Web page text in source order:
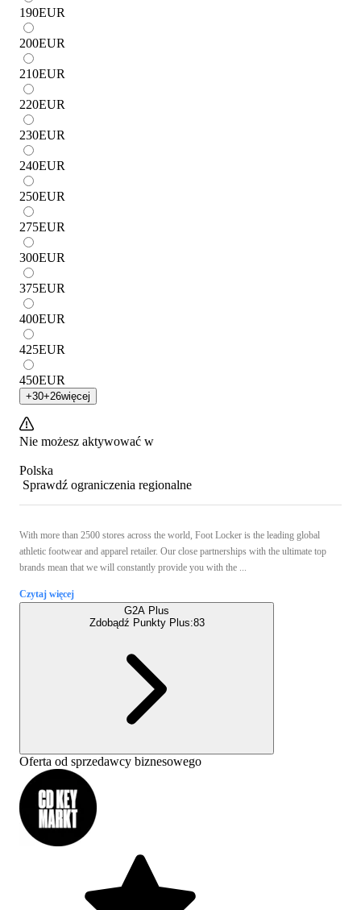
190EUR
200EUR
210EUR
220EUR
230EUR
240EUR
250EUR
275EUR
300EUR
375EUR
400EUR
425EUR
450EUR
+30+26więcej
Nie możesz aktywować w
Polska
Sprawdź ograniczenia regionalne
With more than 2500 stores across the world, Foot Locker is the leading global
athletic footwear and apparel retailer. Our close partnerships with the ultimate top
brands mean that we will constantly provide you with the ...
Czytaj więcej
G2A Plus
Zdobądź Punkty Plus:83
Oferta od sprzedawcy biznesowego